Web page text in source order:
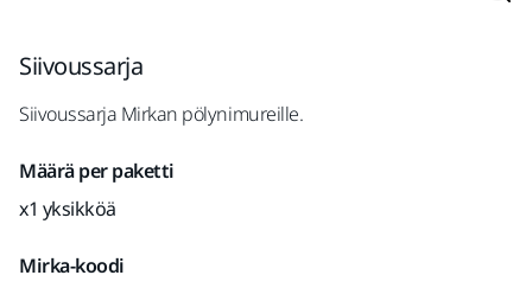
Siivoussarja
Siivoussarja Mirkan pölynimureille.
Määrä per paketti
x1 yksikköä
Mirka-koodi